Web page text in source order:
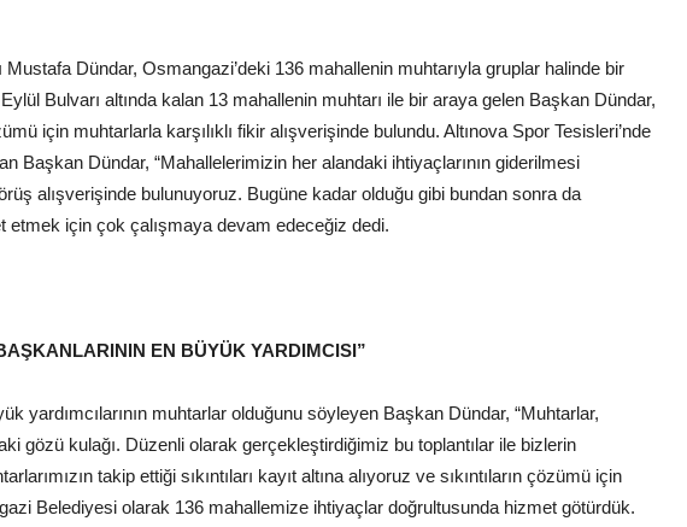
Dündar, Osmangazi’deki 136 mahallenin muhtarıyla gruplar halinde bir
Bulvarı altında kalan 13 mahallenin muhtarı ile bir araya gelen Başkan Dündar,
için muhtarlarla karşılıklı fikir alışverişinde bulundu. Altınova Spor Tesisleri’nde
Başkan Dündar, “Mahallelerimizin her alandaki ihtiyaçlarının giderilmesi
alışverişinde bulunuyoruz. Bugüne kadar olduğu gibi bundan sonra da
etmek için çok çalışmaya devam edeceğiz dedi.
EN BÜYÜK YARDIMCISI”
yardımcılarının muhtarlar olduğunu söyleyen Başkan Dündar, “Muhtarlar,
gözü kulağı. Düzenli olarak gerçekleştirdiğimiz bu toplantılar ile bizlerin
takip ettiği sıkıntıları kayıt altına alıyoruz ve sıkıntıların çözümü için
Belediyesi olarak 136 mahallemize ihtiyaçlar doğrultusunda hizmet götürdük.